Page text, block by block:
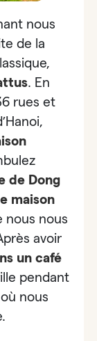
nous
de la
. En
rues et
de Dong
maison
nous nous
avoir
un café
pendant
nous